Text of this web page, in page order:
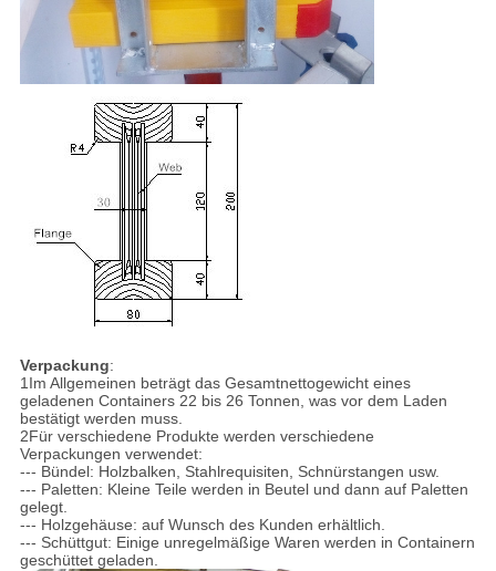
Verpackung:
1Im Allgemeinen beträgt das Gesamtnettogewicht eines
geladenen Containers 22 bis 26 Tonnen, was vor dem Laden
bestätigt werden muss.
2Für verschiedene Produkte werden verschiedene
Verpackungen verwendet:
--- Bündel: Holzbalken, Stahlrequisiten, Schnürstangen usw.
--- Paletten: Kleine Teile werden in Beutel und dann auf Paletten
gelegt.
--- Holzgehäuse: auf Wunsch des Kunden erhältlich.
--- Schüttgut: Einige unregelmäßige Waren werden in Containern
geschüttet geladen.